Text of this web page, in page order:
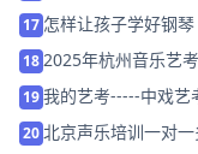
17 怎样让孩子学好钢琴
18 2025年杭州音乐艺
19我的艺考-----中戏艺
20 北京声乐培训一对一